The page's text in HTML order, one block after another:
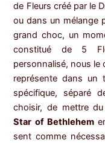
de Fleurs créé par le
ou dans un mélange
grand choc, un
constitué de 5
personnalisé, nous le
représente dans un
spécifique, séparé
choisir, de mettre du
Star of Bethlehem
sent comme